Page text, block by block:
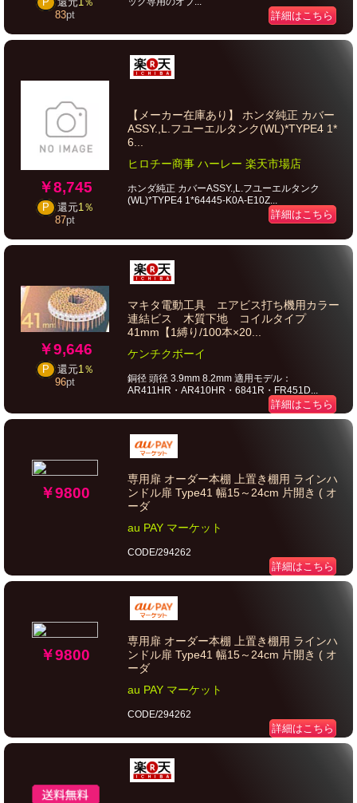
83pt 詳細はこちら
￥8,745
P 還元1％
87pt
【メーカー在庫あり】 ホンダ純正 カバー
ASSY.,L.フユーエルタンク(WL)*TYPE4 1*
6...
ヒロチー商事 ハーレー 楽天市場店
ホンダ純正 カバーASSY.,L.フユーエルタンク
(WL)*TYPE4 1*64445-K0A-E10Z...
詳細はこちら
￥9,646
P 還元1％
96pt
マキタ電動工具 エアビス打ち機用カラー
連結ビス 木質下地 コイルタイプ
41mm【1縛り/100本×20...
ケンチクボーイ
銅径 頭径 3.9mm 8.2mm 適用モデル：
AR411HR・AR410HR・6841R・FR451D...
詳細はこちら
￥9800
専用扉 オーダー本棚 上置き棚用 ラインハ
ンドル扉 Type41 幅15～24cm 片開き ( オ
ーダ
au PAY マーケット
CODE/294262
詳細はこちら
￥9800
専用扉 オーダー本棚 上置き棚用 ラインハ
ンドル扉 Type41 幅15～24cm 片開き ( オ
ーダ
au PAY マーケット
CODE/294262
詳細はこちら